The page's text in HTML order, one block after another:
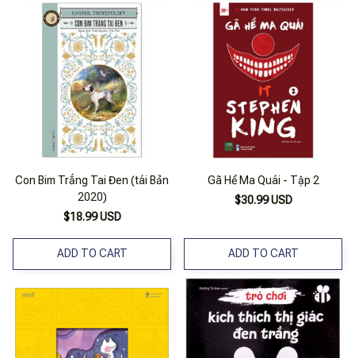
Con Bim Trắng Tai Đen (tái Bản
2020)
$18.99 USD
ADD TO CART
Gã Hề Ma Quái - Tập 2
$30.99 USD
ADD TO CART